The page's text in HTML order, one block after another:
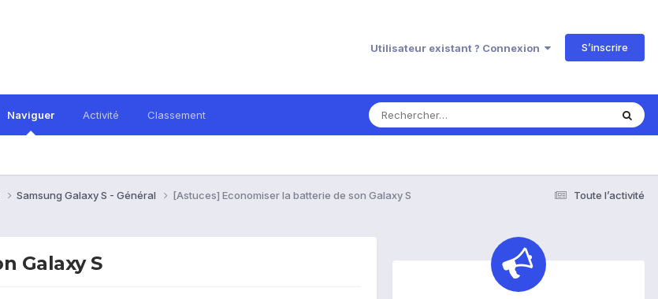
Utilisateur existant ? Connexion S’inscrire
Naviguer Activité Classement
Toute l’activité
Samsung Galaxy S - Général [Astuces] Economiser la batterie de son Galaxy S
Galaxy S